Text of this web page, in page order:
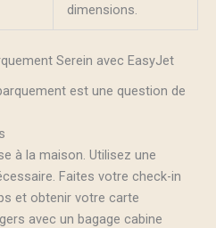
dimensions.
Serein avec EasyJet
est une question de
à la maison. Utilisez une
Faites votre check-in
et obtenir votre carte
avec un bagage cabine